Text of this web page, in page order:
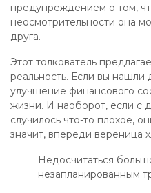
предупреждением о том,
неосмотрительности она
друга.
Этот толкователь
реальность. Если вы нашли
улучшение финансового
жизни. И наоборот, если с
случилось что-то плохое,
значит, впереди вереница
Недосчитаться
незапланированным